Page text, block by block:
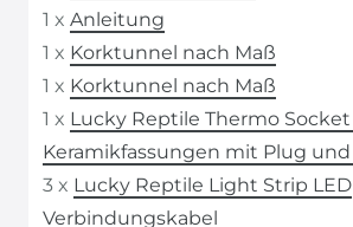
1 x Anleitung
1 x Korktunnel nach Maß
1 x Korktunnel nach Maß
1 x Lucky Reptile Thermo Socket
Keramikfassungen mit Plug und
3 x Lucky Reptile Light Strip LED
Verbindungskabel